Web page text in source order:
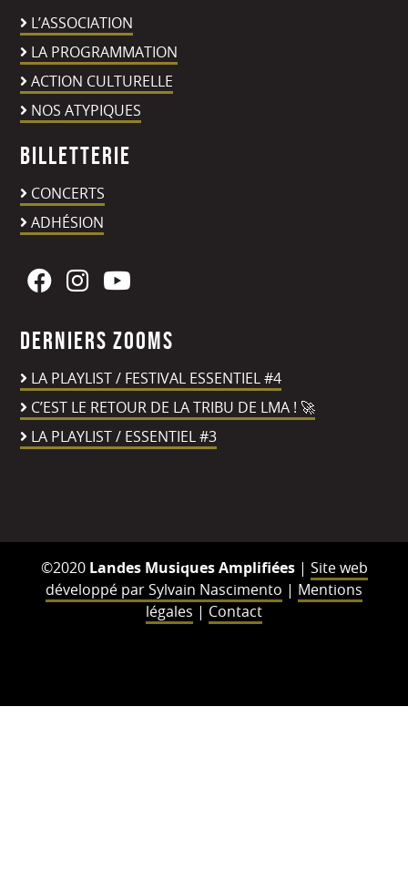
L’ASSOCIATION
LA PROGRAMMATION
ACTION CULTURELLE
NOS ATYPIQUES
Billetterie
CONCERTS
ADHÉSION
Derniers zooms
LA PLAYLIST / FESTIVAL ESSENTIEL #4
C’EST LE RETOUR DE LA TRIBU DE LMA ! 🚀
LA PLAYLIST / ESSENTIEL #3
©2020 Landes Musiques Amplifiées| Site web
développé par Sylvain Nascimento | Mentions
légales | Contact